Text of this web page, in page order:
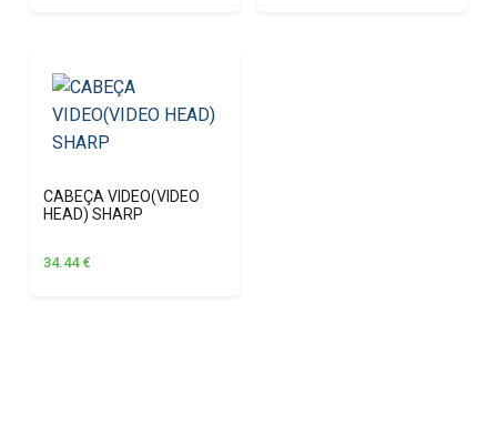
CABEÇA VIDEO(VIDEO
HEAD) SHARP
34.44 €